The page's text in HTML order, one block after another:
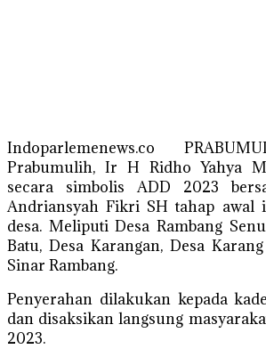
Indoparlemenews.co
Prabumulih, Ir H Ridho Yahya
secara simbolis ADD 2023
Andriansyah Fikri SH tahap awal
desa. Meliputi Desa Rambang
Batu, Desa Karangan, Desa
Sinar Rambang.
Penyerahan dilakukan kepada
dan disaksikan langsung
2023.